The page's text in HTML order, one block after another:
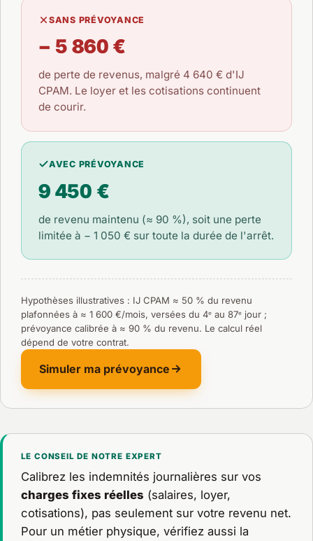
SANS PRÉVOYANCE
− 5 860 €
de perte de revenus, malgré 4 640 € d'IJ
CPAM. Le loyer et les cotisations continuent
de courir.
AVEC PRÉVOYANCE
9 450 €
de revenu maintenu (≈ 90 %), soit une perte
limitée à − 1 050 € sur toute la durée de l'arrêt.
Hypothèses illustratives : IJ CPAM ≈ 50 % du revenu
plafonnées à ≈ 1 600 €/mois, versées du 4ᵉ au 87ᵉ jour ;
prévoyance calibrée à ≈ 90 % du revenu. Le calcul réel
dépend de votre contrat.
Simuler ma prévoyance
LE CONSEIL DE NOTRE EXPERT
Calibrez les indemnités journalières sur vos
charges fixes réelles (salaires, loyer,
cotisations), pas seulement sur votre revenu net.
Pour un métier physique, vérifiez aussi la